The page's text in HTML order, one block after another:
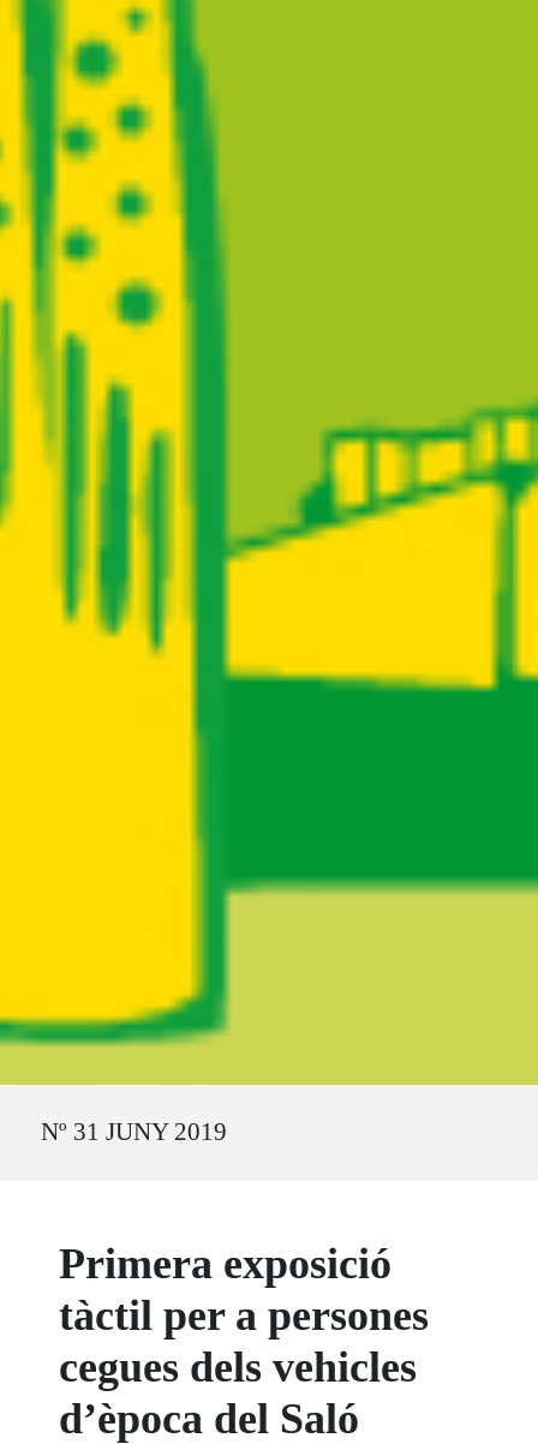
Nº 31 JUNY 2019
Primera exposició
tàctil per a persones
cegues dels vehicles
d’època del Saló